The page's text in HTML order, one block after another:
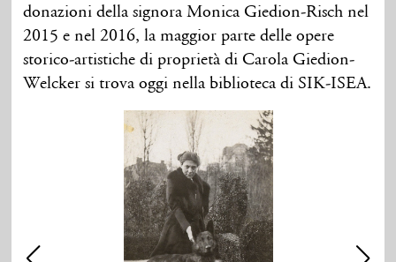
donazioni della signora Monica Giedion-Risch nel
2015 e nel 2016, la maggior parte delle opere
storico-artistiche di proprietà di Carola Giedion-
Welcker si trova oggi nella biblioteca di SIK-ISEA.